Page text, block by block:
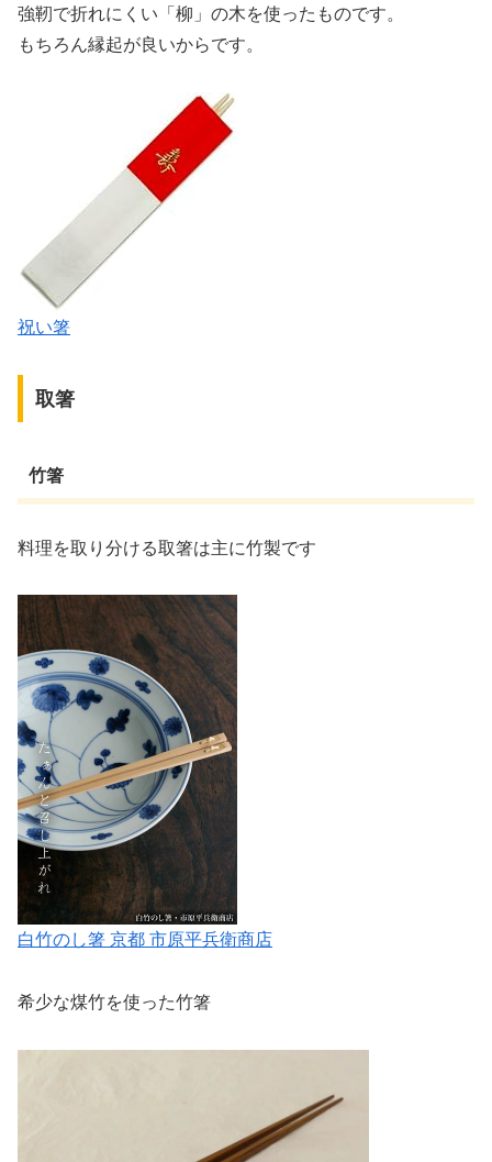
強靭で折れにくい「柳」の木を使ったものです。
もちろん縁起が良いからです。
祝い箸
取箸
竹箸
料理を取り分ける取箸は主に竹製です
白竹のし箸 京都 市原平兵衛商店
希少な煤竹を使った竹箸